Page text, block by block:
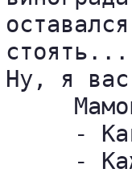
стоять...
Ну, я вас
-
-